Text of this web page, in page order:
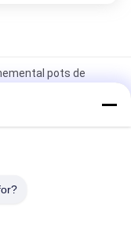
pots de
de balcon
en fer ornemental